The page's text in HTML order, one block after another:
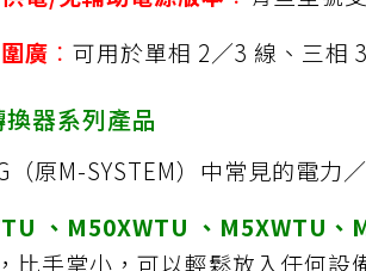
廣 ：可用於單相 2／3 線、三相
器系列產品
（原M-SYSTEM）中常見的電力
、 M50XWTU 、M5XWTU、
比手掌小，可以輕鬆放入任何設